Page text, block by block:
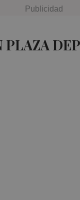
PLAZA